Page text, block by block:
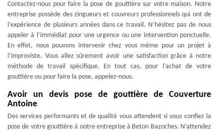
Contactez-nous pour faire la pose de gouttière sur votre maison. Notre
entreprise possède des zingueurs et couvreurs professionnels qui ont de
l’expérience de plusieurs années dans ce travail. N’hésitez pas de nous
appeler à l’immédiat pour une urgence ou une intervention ponctuelle.
En effet, nous pouvons intervenir chez vous même pour un projet à
l’improviste. Vous allez sûrement avoir une satisfaction grâce à notre
méthode de travail spécifique. En tout cas, pour l’achat de votre
gouttière ou pour faire la pose, appelez-nous.
Avoir un devis pose de gouttière de Couverture
Antoine
Des services performants et de qualité vous attendent si vous confiez la
pose de votre gouttière à notre entreprise à Beton Bazoches. N’attendez